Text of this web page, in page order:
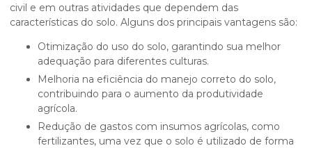
civil e em outras atividades que dependem das
características do solo. Alguns dos principais vantagens são:
Otimização do uso do solo, garantindo sua melhor
adequação para diferentes culturas.
Melhoria na eficiência do manejo correto do solo,
contribuindo para o aumento da produtividade
agrícola.
Redução de gastos com insumos agrícolas, como
fertilizantes, uma vez que o solo é utilizado de forma